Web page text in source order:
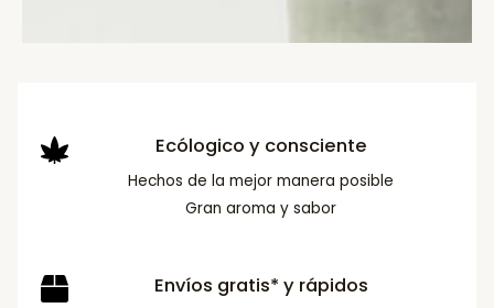
Ecólogico y consciente
Hechos de la mejor manera posible
Gran aroma y sabor
Envíos gratis* y rápidos